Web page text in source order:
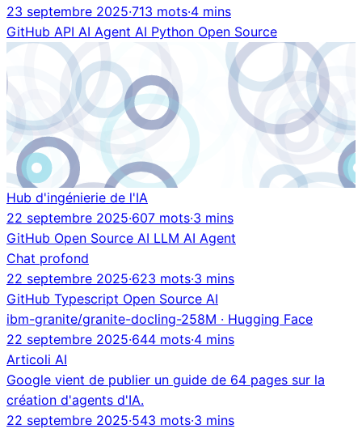
23 septembre 2025·713 mots·4 mins
GitHub API AI Agent AI Python Open Source
Hub d'ingénierie de l'IA
22 septembre 2025·607 mots·3 mins
GitHub Open Source AI LLM AI Agent
Chat profond
22 septembre 2025·623 mots·3 mins
GitHub Typescript Open Source AI
ibm-granite/granite-docling-258M · Hugging Face
22 septembre 2025·644 mots·4 mins
Articoli AI
Google vient de publier un guide de 64 pages sur la
création d'agents d'IA.
22 septembre 2025·543 mots·3 mins